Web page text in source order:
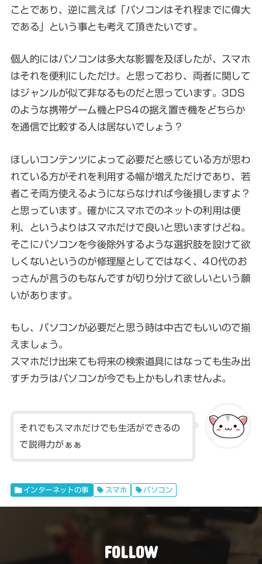
ことであり、逆に言えば「パソコンはそれ程までに偉大
である」という事とも考えて頂きたいです。
個人的にはパソコンは多大な影響を及ぼしたが、スマホ
はそれを便利にしただけ。と思っており、両者に関して
はジャンルが似て非なるものだと思っています。3DS
のような携帯ゲーム機とPS4の据え置き機をどちらか
を通信で比較する人は居ないでしょう？
ほしいコンテンツによって必要だと感じている方が思わ
れている方がそれを利用する幅が増えただけであり、若
者こそ両方使えるようにならなければ今後損しますよ？
と思っています。確かにスマホでのネットの利用は便
利、というよりはスマホだけで良いと思いますけどね。
そこにパソコンを今後除外するような選択肢を設けて欲
しくないというのが修理屋としてではなく、40代のお
っさんが言うのもなんですが切り分けて欲しいという願
いがあります。
もし、パソコンが必要だと思う時は中古でもいいので揃
えましょう。
スマホだけ出来ても将来の検索道具にはなっても生み出
すチカラはパソコンが今でも上かもしれませんよ。
それでもスマホだけでも生活ができるの
で説得力がぁぁ
インターネットの事 スマホ パソコン
FOLLOW